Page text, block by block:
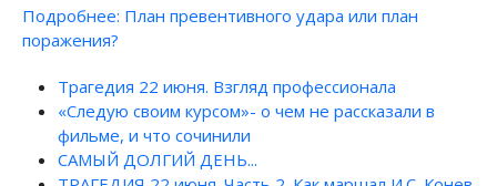
Подробнее: План превентивного удара или план
поражения?
Трагедия 22 июня. Взгляд профессионала
«Следую своим курсом»- о чем не рассказали в
фильме, и что сочинили
САМЫЙ ДОЛГИЙ ДЕНЬ...